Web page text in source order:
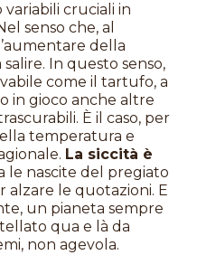
cruciali in
senso che, al
della
In questo senso,
come il tartufo, a
in gioco anche altre
È il caso, per
temperatura e
La siccità è
le nascite del pregiato
alzare le quotazioni. E
un pianeta sempre
qua e là da
non agevola.